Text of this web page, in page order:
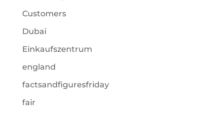
Customers
Dubai
Einkaufszentrum
england
factsandfiguresfriday
fair